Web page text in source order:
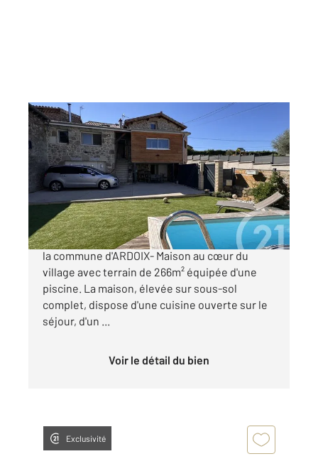
ARDOIX 07
114,59 m2, 6 pièces
Ref : 5261
Maison à vendre
249 000 €
A découvrir dans votre agence Century21 sur
la commune d'ARDOIX- Maison au cœur du
village avec terrain de 266m² équipée d'une
piscine. La maison, élevée sur sous-sol
complet, dispose d'une cuisine ouverte sur le
séjour, d'un ...
Voir le détail du bien
Exclusivité